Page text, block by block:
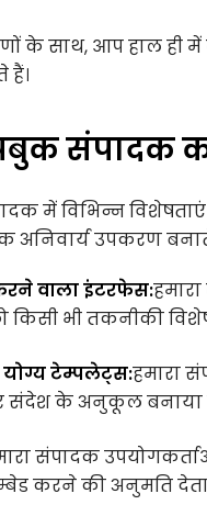
के साथ, आप हाल ही
हैं।
संपादक
में विभिन्न
अनिवार्य उपकरण
वाला इंटरफेस:
किसी भी तकनीकी
टेम्पलेट्स:हमारा
संदेश के अनुकूल बनाया
संपादक
करने की अनुमति देता